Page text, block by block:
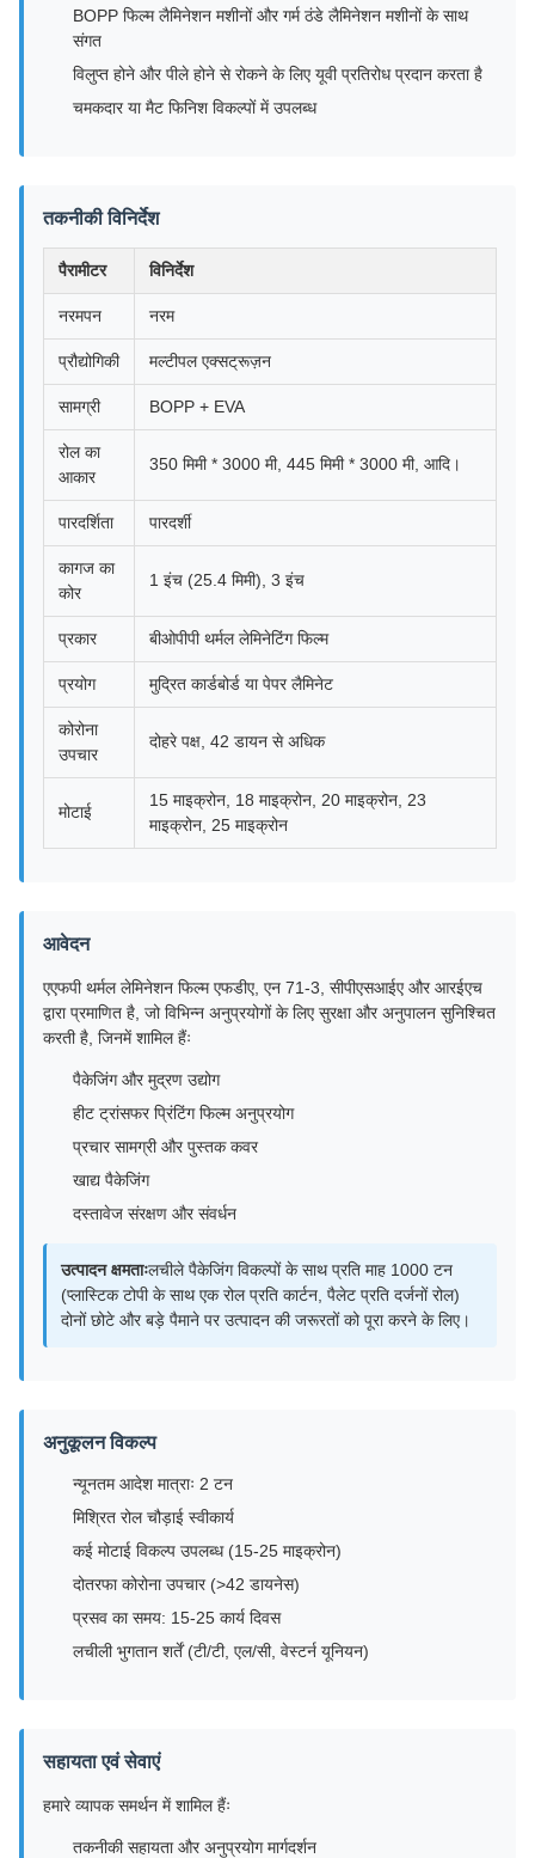
BOPP फिल्म लैमिनेशन मशीनों और गर्म ठंडे लैमिनेशन मशीनों के साथ
संगत
विलुप्त होने और पीले होने से रोकने के लिए यूवी प्रतिरोध प्रदान करता है
चमकदार या मैट फिनिश विकल्पों में उपलब्ध
तकनीकी विनिर्देश
पैरामीटर विनिर्देश
नरमपन नरम
प्रौद्योगिकी मल्टीपल एक्सट्रूज़न
सामग्री BOPP + EVA
रोल का
आकार
350 मिमी * 3000 मी, 445 मिमी * 3000 मी, आदि।
पारदर्शिता पारदर्शी
कागज का
कोर
1 इंच (25.4 मिमी), 3 इंच
प्रकार बीओपीपी थर्मल लेमिनेटिंग फिल्म
प्रयोग मुद्रित कार्डबोर्ड या पेपर लैमिनेट
कोरोना
उपचार
दोहरे पक्ष, 42 डायन से अधिक
मोटाई
15 माइक्रोन, 18 माइक्रोन, 20 माइक्रोन, 23
माइक्रोन, 25 माइक्रोन
आवेदन
एएफपी थर्मल लेमिनेशन फिल्म एफडीए, एन 71-3, सीपीएसआईए और आरईएच
द्वारा प्रमाणित है, जो विभिन्न अनुप्रयोगों के लिए सुरक्षा और अनुपालन सुनिश्चित
करती है, जिनमें शामिल हैंः
पैकेजिंग और मुद्रण उद्योग
हीट ट्रांसफर प्रिंटिंग फिल्म अनुप्रयोग
प्रचार सामग्री और पुस्तक कवर
खाद्य पैकेजिंग
दस्तावेज संरक्षण और संवर्धन
उत्पादन क्षमताःलचीले पैकेजिंग विकल्पों के साथ प्रति माह 1000 टन
(प्लास्टिक टोपी के साथ एक रोल प्रति कार्टन, पैलेट प्रति दर्जनों रोल)
दोनों छोटे और बड़े पैमाने पर उत्पादन की जरूरतों को पूरा करने के लिए।
अनुकूलन विकल्प
न्यूनतम आदेश मात्राः 2 टन
मिश्रित रोल चौड़ाई स्वीकार्य
कई मोटाई विकल्प उपलब्ध (15-25 माइक्रोन)
दोतरफा कोरोना उपचार (>42 डायनेस)
प्रसव का समय: 15-25 कार्य दिवस
लचीली भुगतान शर्तें (टी/टी, एल/सी, वेस्टर्न यूनियन)
सहायता एवं सेवाएं
हमारे व्यापक समर्थन में शामिल हैंः
तकनीकी सहायता और अनुप्रयोग मार्गदर्शन